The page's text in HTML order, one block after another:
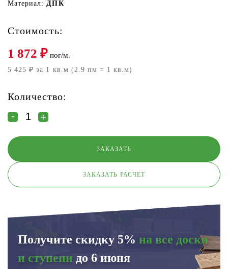
Материал: ДПК
Стоимость:
1 872 ₽ пог/м.
5 425 ₽ за 1 кв.м (2.9 пм = 1 кв.м)
Количество:
ЗАКАЗАТЬ РАСЧЕТ
Получите скидку 5% на все доски
и ступени до 6 июня